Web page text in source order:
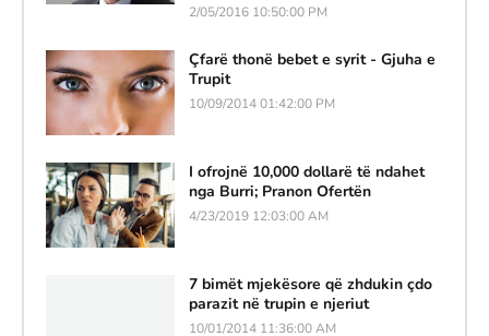
2/05/2016 10:50:00 PM
Çfarë thonë bebet e syrit - Gjuha e
Trupit
10/09/2014 01:42:00 PM
I ofrojnë 10,000 dollarë të ndahet
nga Burri; Pranon Ofertën
4/23/2019 12:03:00 AM
7 bimët mjekësore që zhdukin çdo
parazit në trupin e njeriut
10/01/2014 11:36:00 AM